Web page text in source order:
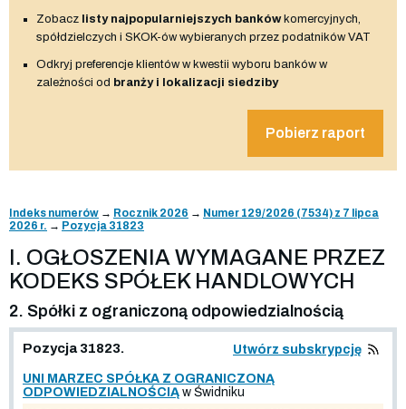
Zobacz listy najpopularniejszych bankówkomercyjnych,
spółdzielczych i SKOK-ów wybieranych przez podatników VAT
Odkryj preferencje klientów w kwestii wyboru banków w
zależności od branży i lokalizacji siedziby
Pobierz raport
Indeks numerów → Rocznik 2026 → Numer 129/2026 (7534) z 7 lipca
2026 r. → Pozycja 31823
I. OGŁOSZENIA WYMAGANE PRZEZ
KODEKS SPÓŁEK HANDLOWYCH
2. Spółki z ograniczoną odpowiedzialnością
Pozycja 31823. Utwórz subskrypcję
UNI MARZEC SPÓŁKA Z OGRANICZONĄ
ODPOWIEDZIALNOŚCIĄ w Świdniku